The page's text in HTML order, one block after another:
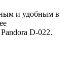
и удобным в
D-022.